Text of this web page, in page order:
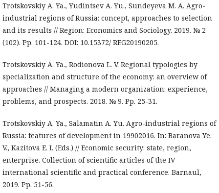
Trotskovskiy A. Ya., Yudintsev A. Yu., Sundeyeva M. A. Agro-
industrial regions of Russia: concept, approaches to selection
and its results // Region: Economics and Sociology. 2019. № 2
(102). Pp. 101-124. DOI: 10.15372/ REG20190205.
Trotskovskiy A. Ya., Rodionova L. V. Regional typologies by
specialization and structure of the economy: an overview of
approaches // Managing a modern organization: experience,
problems, and prospects. 2018. № 9. Pp. 25-31.
Trotskovskiy A. Ya., Salamatin A. Yu. Agro-industrial regions of
Russia: features of development in 19902016. In: Baranova Ye.
V., Kazitova E. I. (Eds.) // Economic security: state, region,
enterprise. Collection of scientific articles of the IV
international scientific and practical conference. Barnaul,
2019. Pp. 51-56.